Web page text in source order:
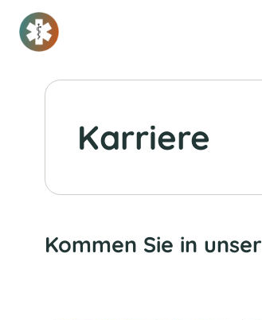
Karriere
Kommen Sie in